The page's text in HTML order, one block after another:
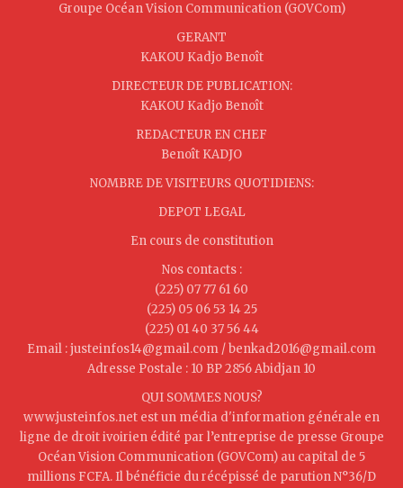
Groupe Océan Vision Communication (GOVCom)
GERANT
KAKOU Kadjo Benoît
DIRECTEUR DE PUBLICATION:
KAKOU Kadjo Benoît
REDACTEUR EN CHEF
Benoît KADJO
NOMBRE DE VISITEURS QUOTIDIENS:
DEPOT LEGAL
En cours de constitution
Nos contacts :
(225) 07 77 61 60
(225) 05 06 53 14 25
(225) 01 40 37 56 44
Email : justeinfos14@gmail.com / benkad2016@gmail.com
Adresse Postale : 10 BP 2856 Abidjan 10
QUI SOMMES NOUS?
www.justeinfos.net est un média d'information générale en
ligne de droit ivoirien édité par l’entreprise de presse Groupe
Océan Vision Communication (GOVCom) au capital de 5
millions FCFA. Il bénéficie du récépissé de parution N°36/D